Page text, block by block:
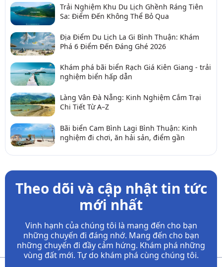
Trải Nghiệm Khu Du Lịch Ghềnh Ráng Tiên
Sa: Điểm Đến Không Thể Bỏ Qua
Địa Điểm Du Lịch La Gi Bình Thuận: Khám
Phá 6 Điểm Đến Đáng Ghé 2026
Khám phá bãi biển Rạch Giá Kiên Giang - trải
nghiệm biển hấp dẫn
Làng Vân Đà Nẵng: Kinh Nghiệm Cắm Trại
Chi Tiết Từ A–Z
Bãi biển Cam Bình Lagi Bình Thuận: Kinh
nghiệm đi chơi, ăn hải sản, điểm gần
Theo dõi và cập nhật tin tức
mới nhất
Vinh hạnh của chúng tôi là mang đến cho bạn
những chuyến đi đáng nhớ. Mang đến cho bạn
những chuyến đi đầy cảm hứng. Khám phá những
vùng đất mới. Tự do khám phá cùng chúng tôi.